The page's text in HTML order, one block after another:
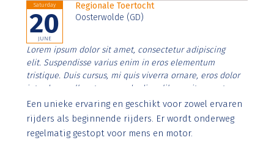
Saturday
20
JUNE
Regionale Toertocht
Oosterwolde (GD)
Lorem ipsum dolor sit amet, consectetur adipiscing
elit. Suspendisse varius enim in eros elementum
tristique. Duis cursus, mi quis viverra ornare, eros dolor
interdum nulla, ut commodo diam libero vitae erat.
Aenean faucibus nibh et justo cursus id rutrum lorem
imperdiet. Nunc ut sem vitae risus tristique posuere.
Een unieke ervaring en geschikt voor zowel ervaren
rijders als beginnende rijders. Er wordt onderweg
regelmatig gestopt voor mens en motor.